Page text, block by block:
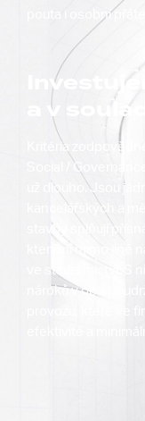
pouta i osobní
a v
Kritéria
Social /
už dlouho. Jsou
kancelářských a
stavby splňují
ve stavebnictví. S
nároků v oblasti
efektivitě a